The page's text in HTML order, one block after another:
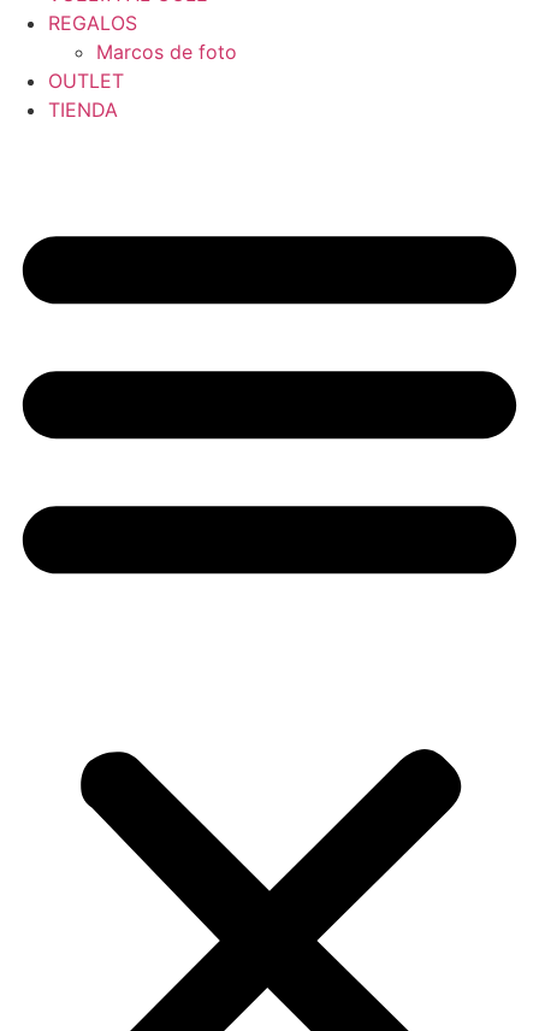
REGALOS
Marcos de foto
OUTLET
TIENDA